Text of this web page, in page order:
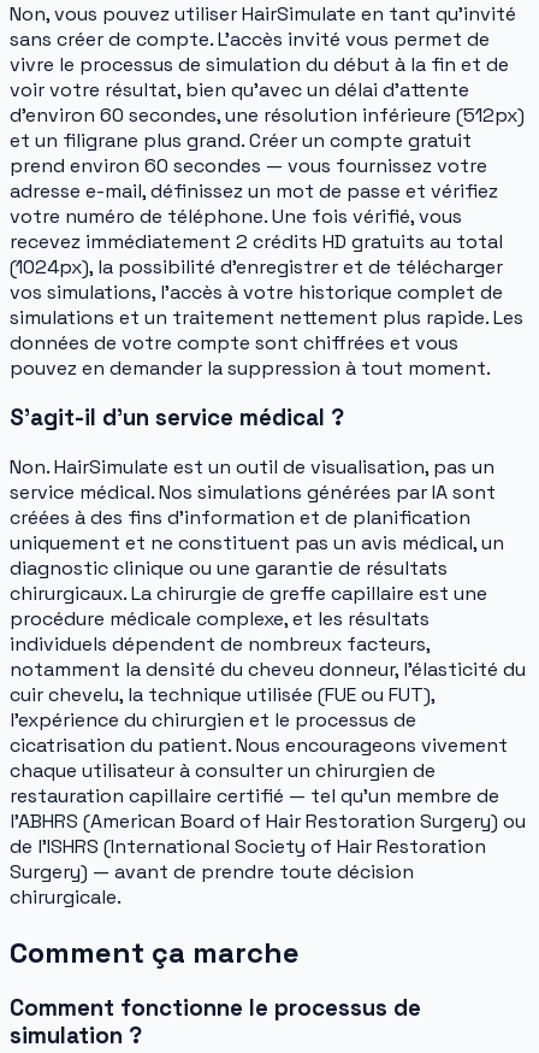
Non, vous pouvez utiliser HairSimulate en tant qu'invité
sans créer de compte. L'accès invité vous permet de
vivre le processus de simulation du début à la fin et de
voir votre résultat, bien qu'avec un délai d'attente
d'environ 60 secondes, une résolution inférieure (512px)
et un filigrane plus grand. Créer un compte gratuit
prend environ 60 secondes — vous fournissez votre
adresse e-mail, définissez un mot de passe et vérifiez
votre numéro de téléphone. Une fois vérifié, vous
recevez immédiatement 2 crédits HD gratuits au total
(1024px), la possibilité d'enregistrer et de télécharger
vos simulations, l'accès à votre historique complet de
simulations et un traitement nettement plus rapide. Les
données de votre compte sont chiffrées et vous
pouvez en demander la suppression à tout moment.
S'agit-il d'un service médical ?
Non. HairSimulate est un outil de visualisation, pas un
service médical. Nos simulations générées par IA sont
créées à des fins d'information et de planification
uniquement et ne constituent pas un avis médical, un
diagnostic clinique ou une garantie de résultats
chirurgicaux. La chirurgie de greffe capillaire est une
procédure médicale complexe, et les résultats
individuels dépendent de nombreux facteurs,
notamment la densité du cheveu donneur, l'élasticité du
cuir chevelu, la technique utilisée (FUE ou FUT),
l'expérience du chirurgien et le processus de
cicatrisation du patient. Nous encourageons vivement
chaque utilisateur à consulter un chirurgien de
restauration capillaire certifié — tel qu'un membre de
l'ABHRS (American Board of Hair Restoration Surgery) ou
de l'ISHRS (International Society of Hair Restoration
Surgery) — avant de prendre toute décision
chirurgicale.
Comment ça marche
Comment fonctionne le processus de
simulation ?